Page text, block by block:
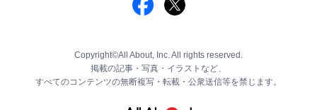
Copyright©All About, Inc. All rights reserved.
掲載の記事・写真・イラストなど、
すべてのコンテンツの無断複写・転載・公衆送信等を禁じます。